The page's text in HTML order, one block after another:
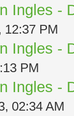
Ingles -
12:37 PM
Ingles -
PM
Ingles -
02:34 AM